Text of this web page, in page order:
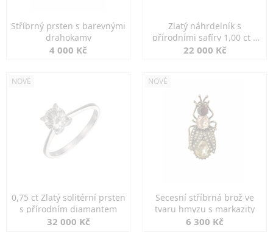
Stříbrný prsten s barevnými
drahokamy
4 000 Kč
Zlatý náhrdelník s
přírodními safíry 1,00 ct a
diamanty
22 000 Kč
NOVÉ
0,75 ct Zlatý solitérní prsten
s přírodním diamantem
32 000 Kč
NOVÉ
Secesní stříbrná brož ve
tvaru hmyzu s markazity
6 300 Kč